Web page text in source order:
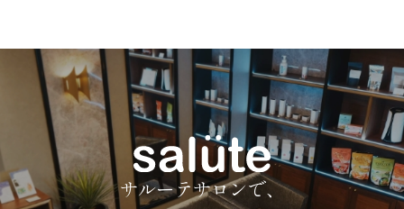
サルーテサロンで、